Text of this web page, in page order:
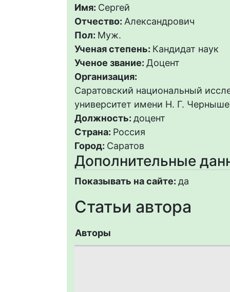
Имя: Сергей
Отчество: Александрович
Пол: Муж.
Ученая степень: Кандидат наук
Ученое звание: Доцент
Организация:
Саратовский национальный
университет имени Н. Г.
Должность: доцент
Страна: Россия
Город: Саратов
Дополнительные
Показывать на сайте: да
Статьи автора
Авторы